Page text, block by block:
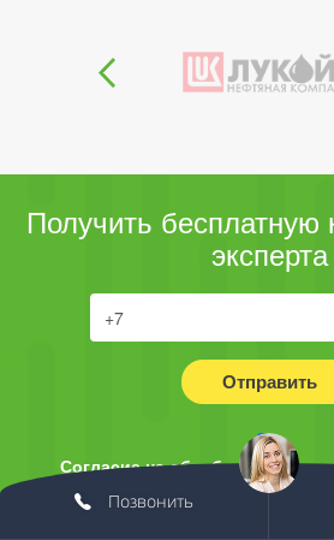
Получить бесплатную
эксперта
Отправить
Согласие на обработку
соответствии с 152-ФЗ) и
Позвонить